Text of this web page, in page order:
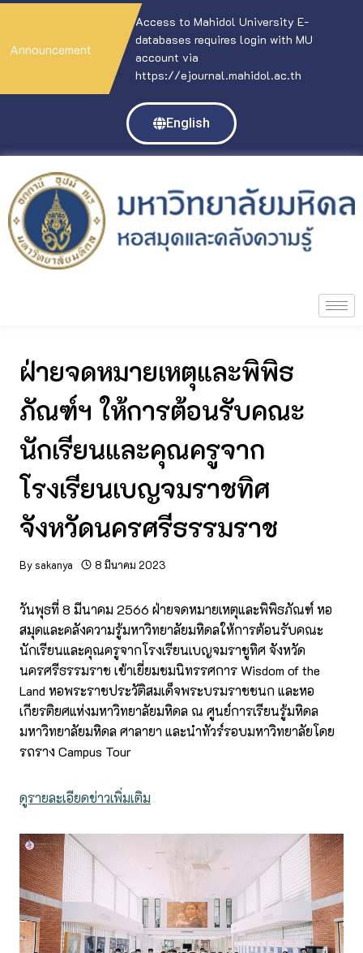
Announcement
Access to Mahidol University E-
databases requires login with MU
account via
https://ejournal.mahidol.ac.th
English
ฝ่ายจดหมายเหตุและพิพิธ
ภัณฑ์ฯ ให้การต้อนรับคณะ
นักเรียนและคุณครูจาก
โรงเรียนเบญจมราชทิศ
จังหวัดนครศรีธรรมราช
By sakanya 8 มีนาคม 2023
วันพุธที่ 8 มีนาคม 2566 ฝ่ายจดหมายเหตุและพิพิธภัณฑ์ หอ
สมุดและคลังความรู้มหาวิทยาลัยมหิดลให้การต้อนรับคณะ
นักเรียนและคุณครูจากโรงเรียนเบญจมราชูทิศ จังหวัด
นครศรีธรรมราช เข้าเยี่ยมชมนิทรรศการ Wisdom of the
Land หอพระราชประวัติสมเด็จพระบรมราชชนก และหอ
เกียรติยศแห่งมหาวิทยาลัยมหิดล ณ ศูนย์การเรียนรู้มหิดล
มหาวิทยาลัยมหิดล ศาลายา และนำทัวร์รอบมหาวิทยาลัยโดย
รถราง Campus Tour
ดูรายละเอียดข่าวเพิ่มเติม